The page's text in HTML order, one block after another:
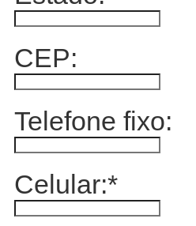
CEP:
Telefone fixo:
Celular:*